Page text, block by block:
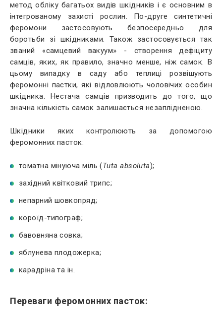
метод обліку багатьох видів шкідників і є основним в
інтегрованому захисті рослин. По-друге синтетичні
феромони застосовують безпосередньо для
боротьби зі шкідниками. Також застосовується так
званий «самцевий вакуум» - створення дефіциту
самців, яких, як правило, значно менше, ніж самок. В
цьому випадку в саду або теплиці розвішують
феромонні пастки, які відловлюють чоловічих особин
шкідника. Нестача самців призводить до того, що
значна кількість самок залишається незаплідненою.
Шкідники яких контролюють за допомогою
феромонних пасток:
томатна мінуюча міль (Tuta absoluta);
західний квітковий трипс;
непарний шовкопряд;
короїд-типограф;
бавовняна совка;
яблунева плодожерка;
карадріна та ін.
Переваги феромонних пасток: